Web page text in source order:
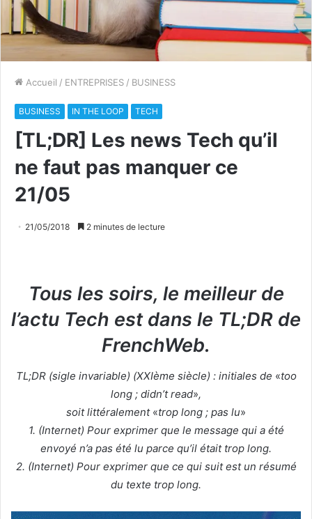
Accueil / ENTREPRISES / BUSINESS
BUSINESS IN THE LOOP TECH
[TL;DR] Les news Tech qu’il
ne faut pas manquer ce
21/05
21/05/2018 2 minutes de lecture
Tous les soirs, le meilleur de
l’actu Tech est dans le TL;DR de
FrenchWeb.
TL;DR (sigle invariable) (XXIème siècle) : initiales de «too
long ; didn’t read»,
soit littéralement «trop long ; pas lu»
1. (Internet) Pour exprimer que le message qui a été
envoyé n’a pas été lu parce qu’il était trop long.
2. (Internet) Pour exprimer que ce qui suit est un résumé
du texte trop long.